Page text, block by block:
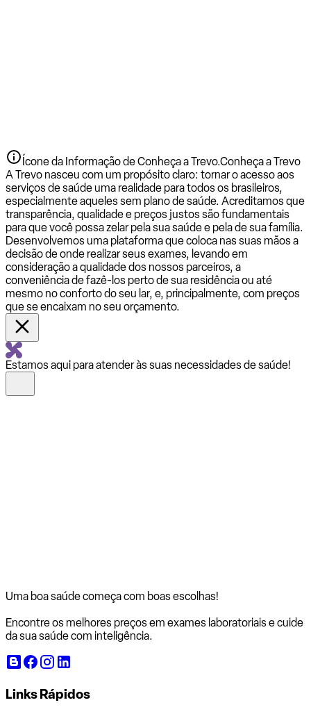
Ícone da Informação de Conheça a Trevo.Conheça a Trevo
A Trevo nasceu com um propósito claro: tornar o acesso aos
serviços de saúde uma realidade para todos os brasileiros,
especialmente aqueles sem plano de saúde. Acreditamos que
transparência, qualidade e preços justos são fundamentais
para que você possa zelar pela sua saúde e pela de sua família.
Desenvolvemos uma plataforma que coloca nas suas mãos a
decisão de onde realizar seus exames, levando em
consideração a qualidade dos nossos parceiros, a
conveniência de fazê-los perto de sua residência ou até
mesmo no conforto do seu lar, e, principalmente, com preços
que se encaixam no seu orçamento.
Estamos aqui para atender às suas necessidades de saúde!
Uma boa saúde começa com boas escolhas!
Encontre os melhores preços em exames laboratoriais e cuide
da sua saúde com inteligência.
Links Rápidos